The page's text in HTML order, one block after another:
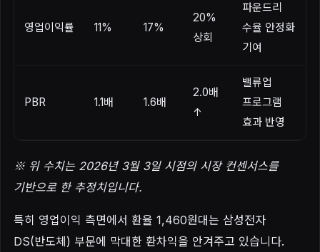
영업이익률 11% 17%
20%
상회
파운드리
수율 안정화
기여
PBR 1.1배 1.6배
2.0배
↑
밸류업
프로그램
효과 반영
※ 위 수치는 2026년 3월 3일 시점의 시장 컨센서스를
기반으로 한 추정치입니다.
특히 영업이익 측면에서 환율 1,460원대는 삼성전자
DS(반도체) 부문에 막대한 환차익을 안겨주고 있습니다.